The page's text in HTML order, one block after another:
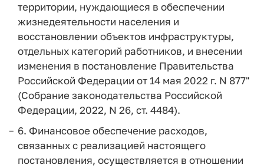
территории, нуждающиеся в обеспечении
жизнедеятельности населения и
восстановлении объектов инфраструктуры,
отдельных категорий работников, и внесении
изменения в постановление Правительства
Российской Федерации от 14 мая 2022 г. N 877"
(Собрание законодательства Российской
Федерации, 2022, N 26, ст. 4484).
6. Финансовое обеспечение расходов,
связанных с реализацией настоящего
постановления, осуществляется в отношении